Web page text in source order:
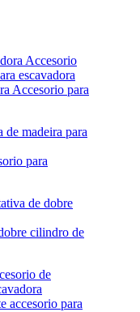
Accesorio para
para
cilindro de
accesorio para